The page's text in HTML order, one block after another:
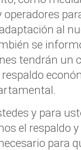
operadores
al
se
tendrán un
y para
el respaldo y
para